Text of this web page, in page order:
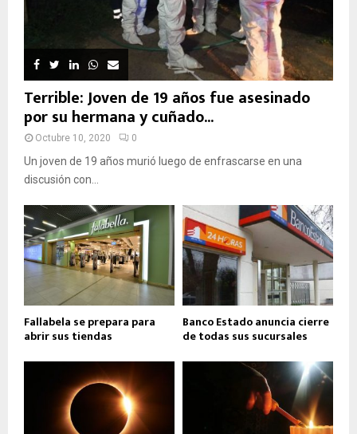
Terrible: Joven de 19 años fue asesinado
por su hermana y cuñado...
Octubre 10, 2020 0
Un joven de 19 años murió luego de enfrascarse en una
discusión con...
Fallabela se prepara para
abrir sus tiendas
Banco Estado anuncia cierre
de todas sus sucursales